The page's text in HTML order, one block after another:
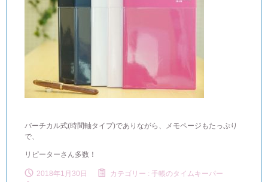
バーチカル式(時間軸タイプ)でありながら、メモページもたっぷり
で、
リピーターさん多数！
2018年1月30日 カテゴリー : 手帳のタイムキーパー